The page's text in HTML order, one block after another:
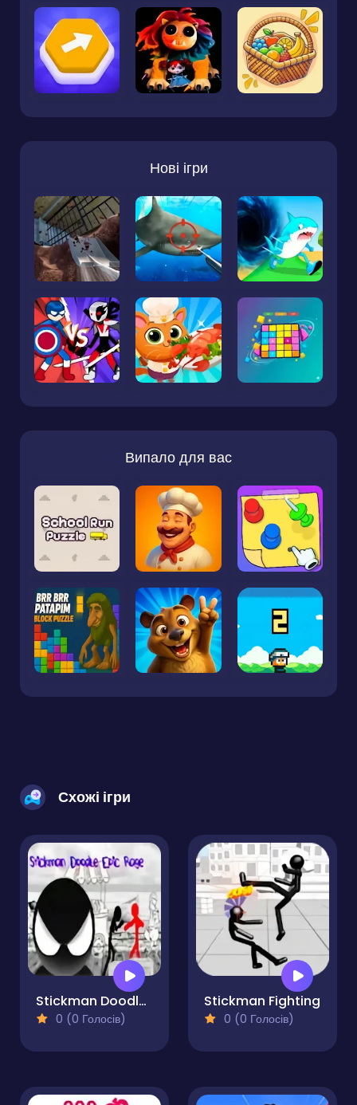
Нові ігри
Випало для вас
Схожі ігри
Stickman Doodle Epic Rage
0 (0 Голосів)
Stickman Fighting
0 (0 Голосів)